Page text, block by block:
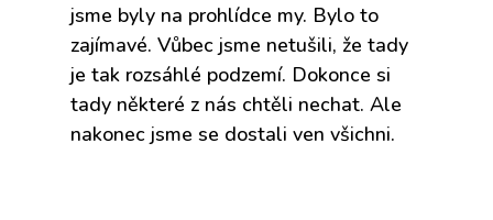
jsme byly na prohlídce my. Bylo to
zajímavé. Vůbec jsme netušili, že tady
je tak rozsáhlé podzemí. Dokonce si
tady některé z nás chtěli nechat. Ale
nakonec jsme se dostali ven všichni.